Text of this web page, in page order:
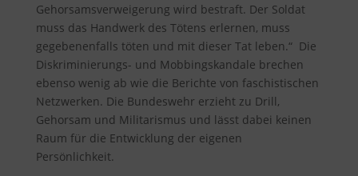
Gehorsamsverweigerung wird bestraft. Der Soldat
muss das Handwerk des Tötens erlernen, muss
gegebenenfalls töten und mit dieser Tat leben.“ Die
Diskriminierungs- und Mobbingskandale brechen
ebenso wenig ab wie die Berichte von faschistischen
Netzwerken. Die Bundeswehr erzieht zu Drill,
Gehorsam und Militarismus und lässt dabei keinen
Raum für die Entwicklung der eigenen
Persönlichkeit.